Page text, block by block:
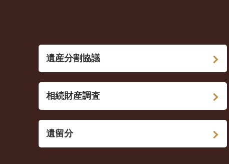
遺産分割協議
相続財産調査
遺留分